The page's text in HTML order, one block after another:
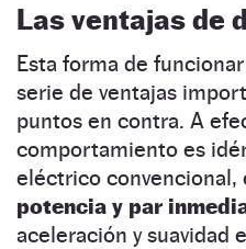
Las ventajas de
Esta forma de
serie de ventajas
puntos en contra. A
comportamiento es
eléctrico convencional,
potencia y par
aceleración y suavidad